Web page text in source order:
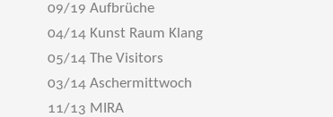
09/19 Aufbrüche
04/14 Kunst Raum Klang
05/14 The Visitors
03/14 Aschermittwoch
11/13 MIRA